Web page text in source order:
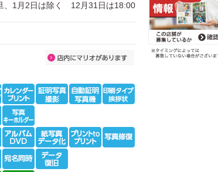
1月2日は除く 12月31日は18:00